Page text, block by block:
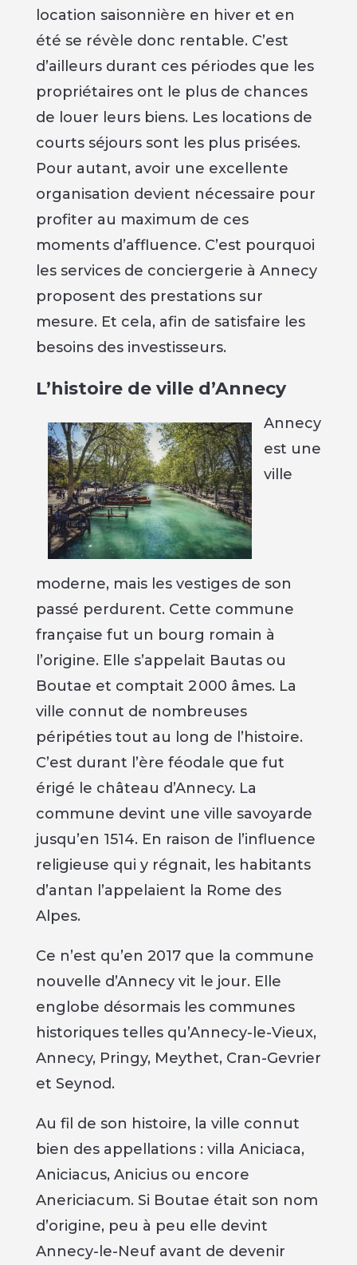
location saisonnière en hiver et en
été se révèle donc rentable. C’est
d’ailleurs durant ces périodes que les
propriétaires ont le plus de chances
de louer leurs biens. Les locations de
courts séjours sont les plus prisées.
Pour autant, avoir une excellente
organisation devient nécessaire pour
profiter au maximum de ces
moments d’affluence. C’est pourquoi
les services de conciergerie à Annecy
proposent des prestations sur
mesure. Et cela, afin de satisfaire les
besoins des investisseurs.
L’histoire de ville d’Annecy
Annecy
est une
ville
moderne, mais les vestiges de son
passé perdurent. Cette commune
française fut un bourg romain à
l’origine. Elle s’appelait Bautas ou
Boutae et comptait 2 000 âmes. La
ville connut de nombreuses
péripéties tout au long de l’histoire.
C’est durant l’ère féodale que fut
érigé le château d’Annecy. La
commune devint une ville savoyarde
jusqu’en 1514. En raison de l’influence
religieuse qui y régnait, les habitants
d’antan l’appelaient la Rome des
Alpes.
Ce n’est qu’en 2017 que la commune
nouvelle d’Annecy vit le jour. Elle
englobe désormais les communes
historiques telles qu’Annecy-le-Vieux,
Annecy, Pringy, Meythet, Cran-Gevrier
et Seynod.
Au fil de son histoire, la ville connut
bien des appellations : villa Aniciaca,
Aniciacus, Anicius ou encore
Anericiacum. Si Boutae était son nom
d’origine, peu à peu elle devint
Annecy-le-Neuf avant de devenir